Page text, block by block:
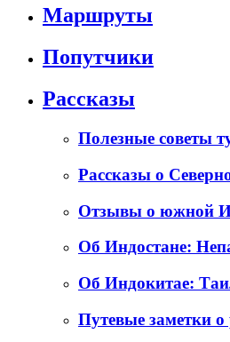
Маршруты
Попутчики
Рассказы
Полезные советы
Рассказы о
Отзывы о южной
Об Индостане:
Об Индокитае:
Путевые заметки о